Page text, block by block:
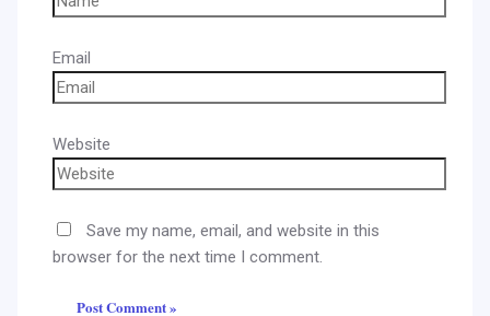
Email
Website
Save my name, email, and website in this
browser for the next time I comment.